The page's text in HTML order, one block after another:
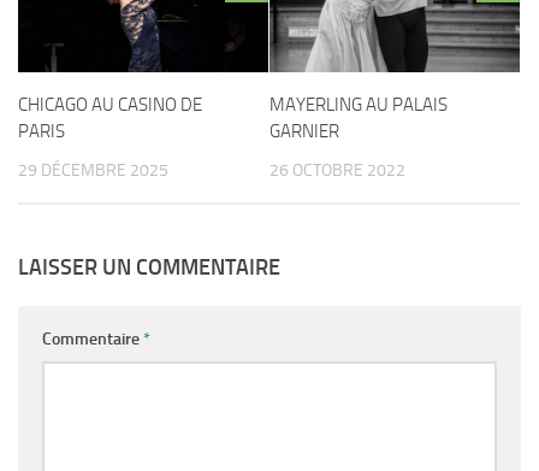
CHICAGO AU CASINO DE
PARIS
29 DÉCEMBRE 2025
MAYERLING AU PALAIS
GARNIER
26 OCTOBRE 2022
LAISSER UN COMMENTAIRE
Commentaire*